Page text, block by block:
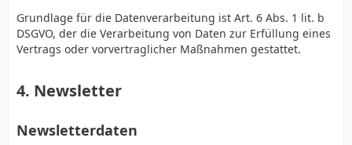
Grundlage für die Datenverarbeitung ist Art. 6 Abs. 1 lit. b
DSGVO, der die Verarbeitung von Daten zur Erfüllung eines
Vertrags oder vorvertraglicher Maßnahmen gestattet.
4. Newsletter
Newsletterdaten